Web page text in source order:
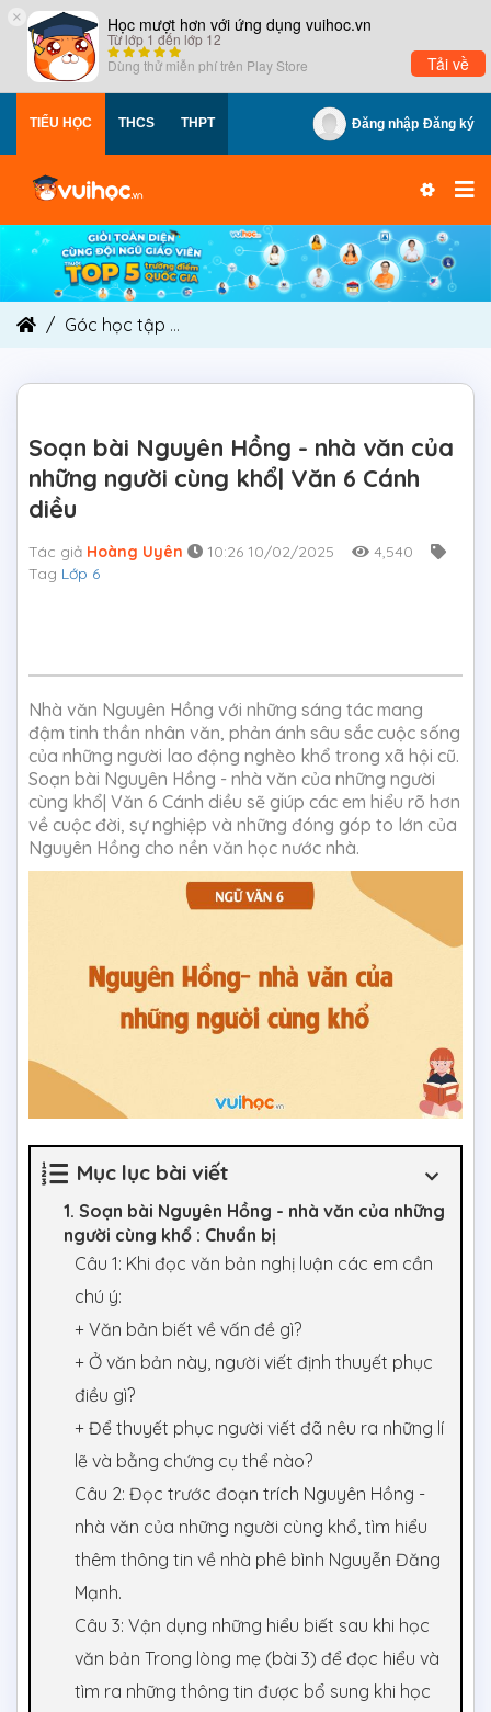
× Học mượt hơn với ứng dụng vuihoc.vn
Từ lớp 1 đến lớp 12
Dùng thử miễn phí trên Play Store Tải về
TIỂU HỌC THCS THPT Đăng nhập Đăng ký
Góc học tập
Soạn bài Nguyên Hồng - nhà văn của
những người cùng khổ| Văn 6 Cánh
diều
Tác giả Hoàng Uyên 10:26 10/02/2025
4,540
Tag Lớp 6
Nhà văn Nguyên Hồng với những sáng tác mang
đậm tinh thần nhân văn, phản ánh sâu sắc cuộc sống
của những người lao động nghèo khổ trong xã hội cũ.
Soạn bài Nguyên Hồng - nhà văn của những người
cùng khổ| Văn 6 Cánh diều sẽ giúp các em hiểu rõ hơn
về cuộc đời, sự nghiệp và những đóng góp to lớn của
Nguyên Hồng cho nền văn học nước nhà.
Mục lục bài viết
1. Soạn bài Nguyên Hồng - nhà văn của những
người cùng khổ : Chuẩn bị
Câu 1: Khi đọc văn bản nghị luận các em cần
chú ý:
+ Văn bản biết về vấn đề gì?
+ Ở văn bản này, người viết định thuyết phục
điều gì?
+ Để thuyết phục người viết đã nêu ra những lí
lẽ và bằng chứng cụ thể nào?
Câu 2: Đọc trước đoạn trích Nguyên Hồng -
nhà văn của những người cùng khổ, tìm hiểu
thêm thông tin về nhà phê bình Nguyễn Đăng
Mạnh.
Câu 3: Vận dụng những hiểu biết sau khi học
văn bản Trong lòng mẹ (bài 3) để đọc hiểu và
tìm ra những thông tin được bổ sung khi học